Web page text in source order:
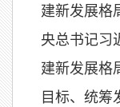
建新发展格
央总书记习
建新发展格
目标、统筹